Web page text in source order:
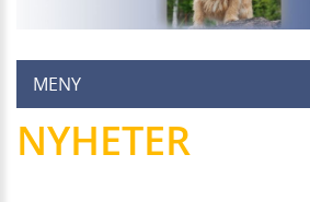
MENY
NYHETER